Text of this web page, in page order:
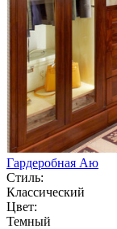
Гардеробная Аю
Стиль:
Классический
Цвет:
Темный